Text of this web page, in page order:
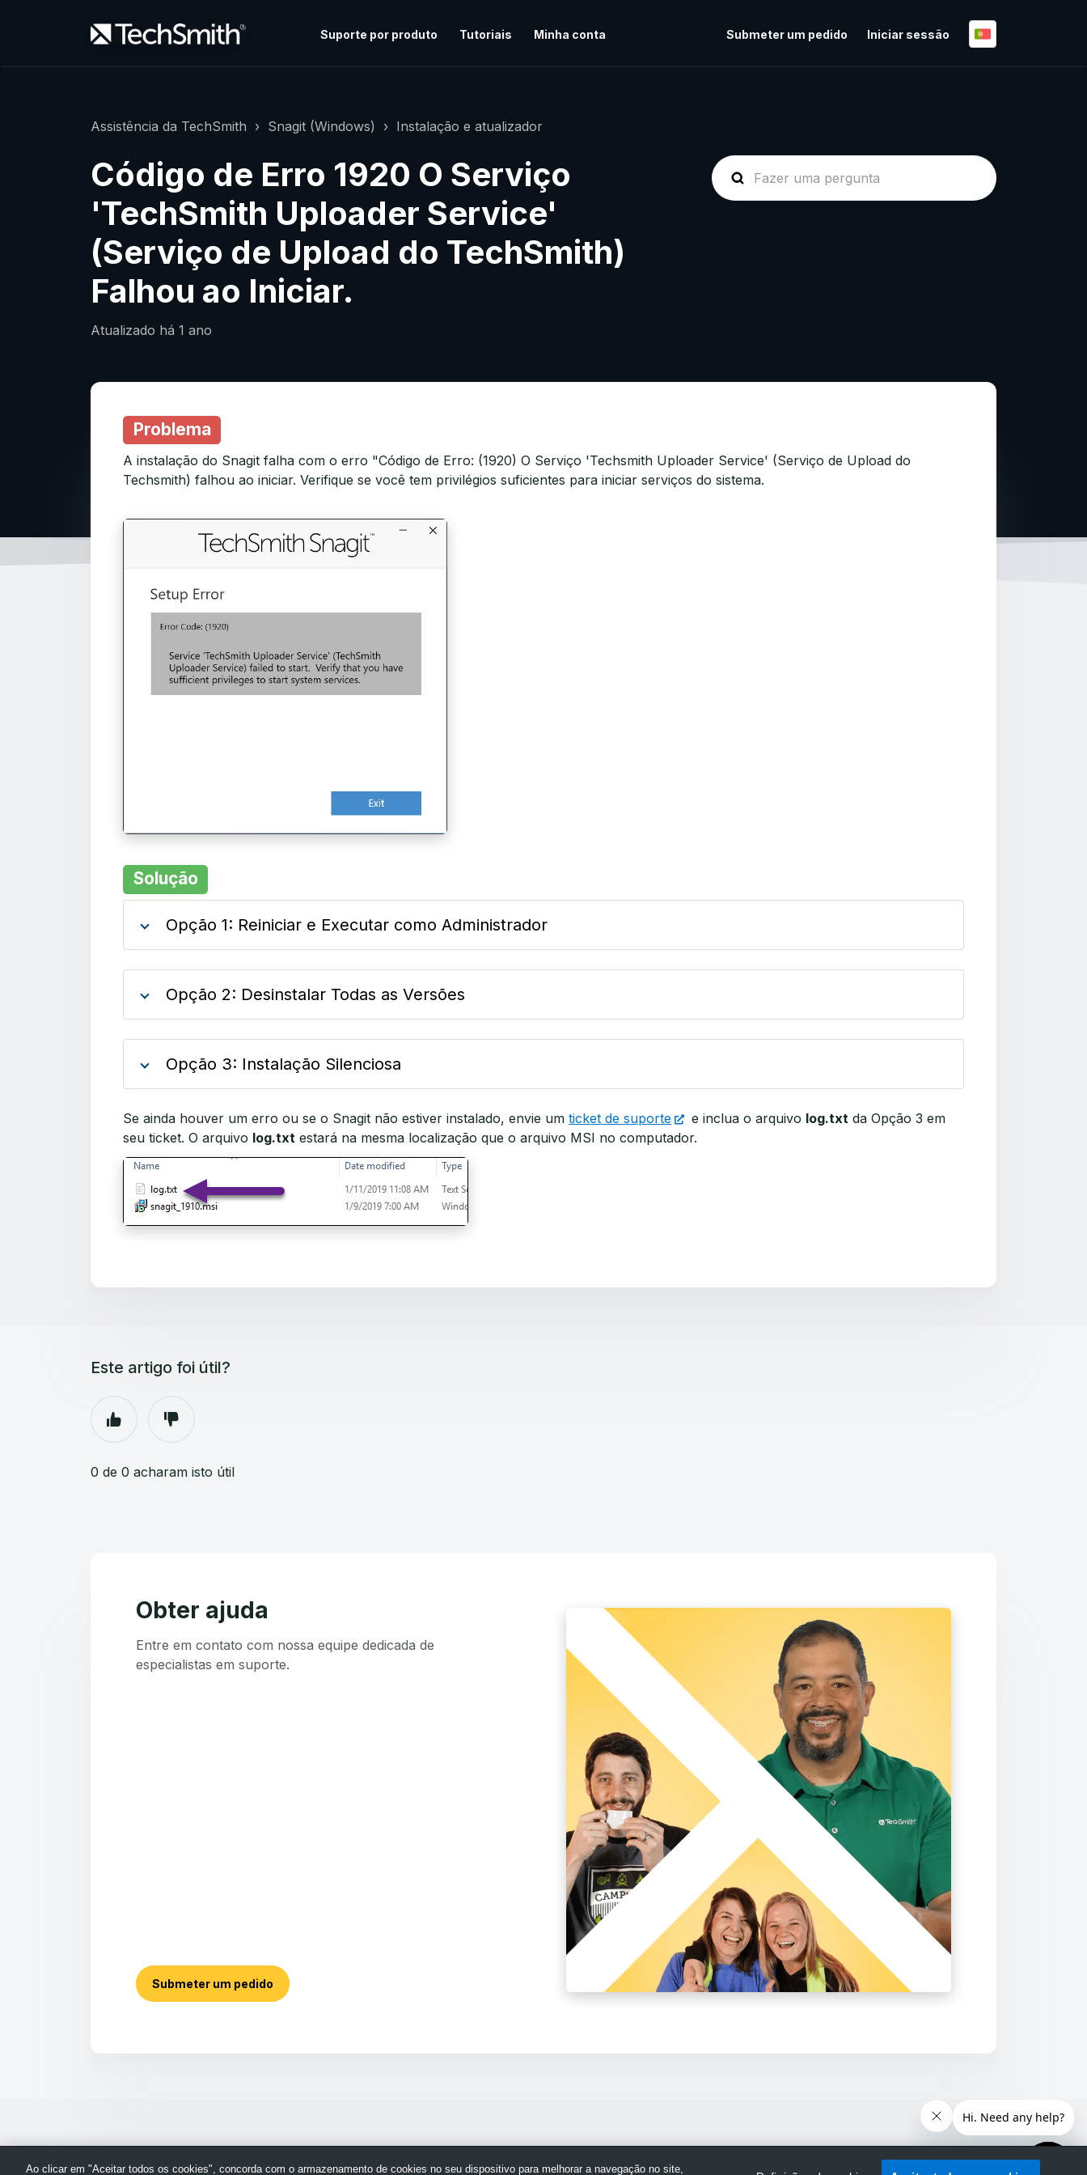
Suporte por produto Tutoriais Minha conta Submeter um pedido Iniciar sessão
Assistência da TechSmith Snagit (Windows) Instalação e atualizador
Código de Erro 1920 O Serviço
'TechSmith Uploader Service'
(Serviço de Upload do TechSmith)
Falhou ao Iniciar.
Atualizado há 1 ano
Problema
A instalação do Snagit falha com o erro "Código de Erro: (1920) O Serviço 'Techsmith Uploader Service' (Serviço de Upload do
Techsmith) falhou ao iniciar. Verifique se você tem privilégios suficientes para iniciar serviços do sistema.
Solução
Opção 1: Reiniciar e Executar como Administrador
Opção 2: Desinstalar Todas as Versões
Opção 3: Instalação Silenciosa
Se ainda houver um erro ou se o Snagit não estiver instalado, envie um ticket de suporte e inclua o arquivo log.txt da Opção 3 em
seu ticket. O arquivo log.txt estará na mesma localização que o arquivo MSI no computador.
Este artigo foi útil?
0 de 0 acharam isto útil
Obter ajuda
Entre em contato com nossa equipe dedicada de
especialistas em suporte.
Submeter um pedido
Ao clicar em "Aceitar todos os cookies", concorda com o armazenamento de cookies no seu dispositivo para melhorar a navegação no site,